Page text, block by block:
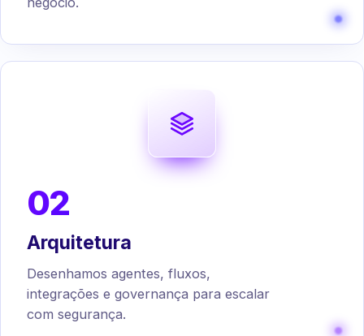
02
Arquitetura
Desenhamos agentes, fluxos,
integrações e governança para escalar
com segurança.